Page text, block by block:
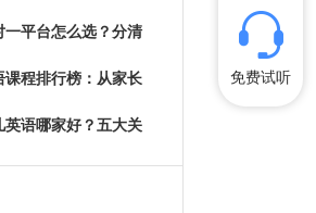
一平台怎么选？分清
课程排行榜：从家长
英语哪家好？五大关
免费试听